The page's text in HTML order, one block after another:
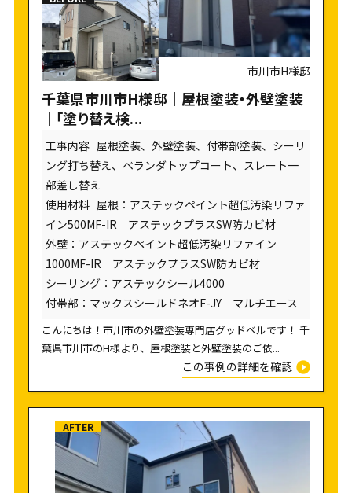
市川市H様邸
千葉県市川市H様邸｜屋根塗装・外壁塗装
｜「塗り替え検...
工事内容 屋根塗装、外壁塗装、付帯部塗装、シーリ
ング打ち替え、ベランダトップコート、スレート一
部差し替え
使用材料 屋根：アステックペイント超低汚染リファ
イン500MF-IR アステックプラスSW防カビ材
外壁：アステックペイント超低汚染リファイン
1000MF-IR アステックプラスSW防カビ材
シーリング：アステックシール4000
付帯部：マックスシールドネオF-JY マルチエース
こんにちは！市川市の外壁塗装専門店グッドベルです！ 千
葉県市川市のH様より、屋根塗装と外壁塗装のご依...
この事例の詳細を確認